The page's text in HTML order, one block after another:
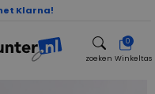
Klarna!
zoeken
0
Winkeltas